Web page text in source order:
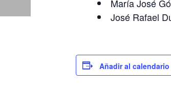
María José
José Rafael
Añadir al calendario